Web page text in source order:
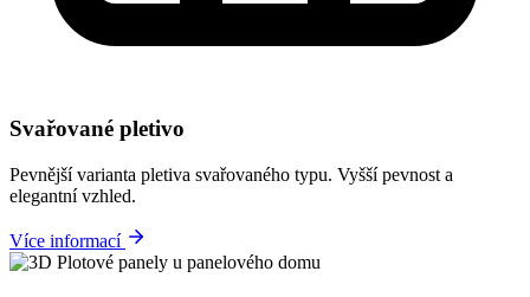
Svařované pletivo
Pevnější varianta pletiva svařovaného typu. Vyšší pevnost a
elegantní vzhled.
Více informací